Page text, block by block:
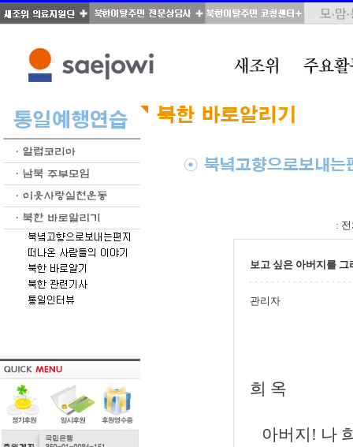
:
보고 싶은 아버지를 그
관리자
희 옥
아버지! 나